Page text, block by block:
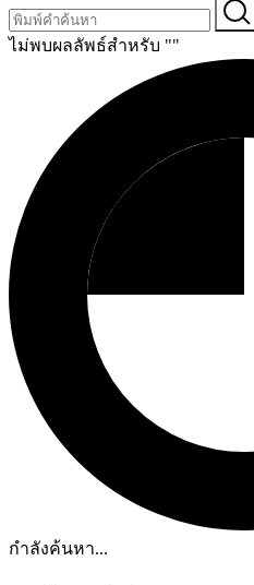
ไม่พบผลลัพธ์สำหรับ ""
กำลังค้นหา...